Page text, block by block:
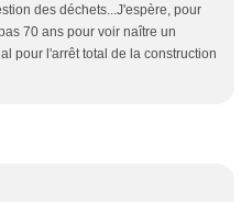
des déchets...J'espère, pour
70 ans pour voir naître un
pour l'arrêt total de la construction